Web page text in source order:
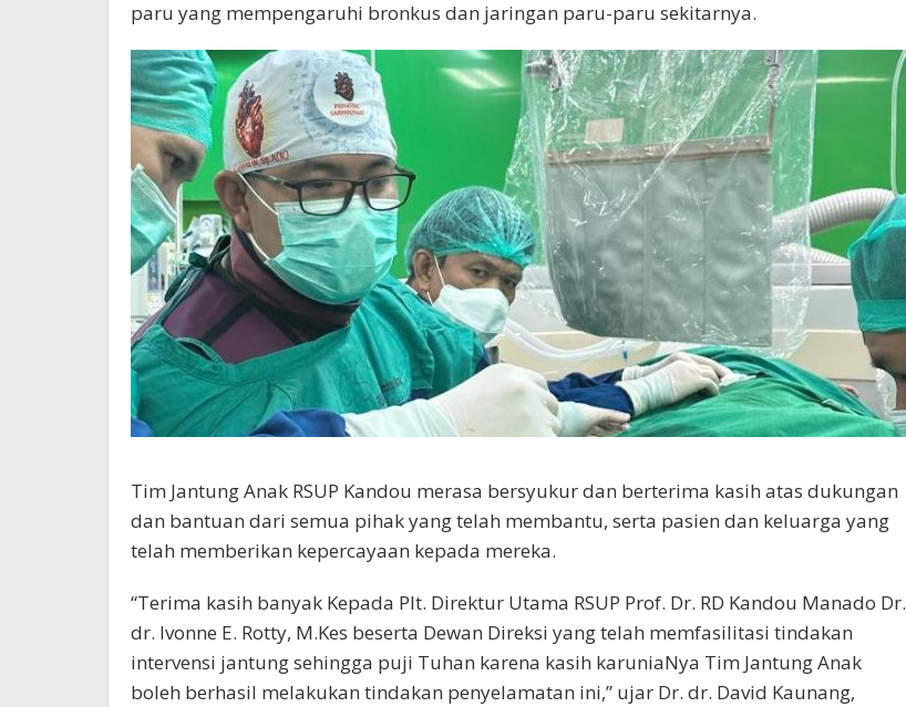
paru yang mempengaruhi bronkus dan jaringan paru-paru sekitarnya.
Tim Jantung Anak RSUP Kandou merasa bersyukur dan berterima kasih atas dukungan
dan bantuan dari semua pihak yang telah membantu, serta pasien dan keluarga yang
telah memberikan kepercayaan kepada mereka.
“Terima kasih banyak Kepada Plt. Direktur Utama RSUP Prof. Dr. RD Kandou Manado Dr.
dr. Ivonne E. Rotty, M.Kes beserta Dewan Direksi yang telah memfasilitasi tindakan
intervensi jantung sehingga puji Tuhan karena kasih karuniaNya Tim Jantung Anak
boleh berhasil melakukan tindakan penyelamatan ini,” ujar Dr. dr. David Kaunang,